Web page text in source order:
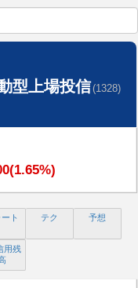
型上場投信(1328)
ト テク 予想
用残